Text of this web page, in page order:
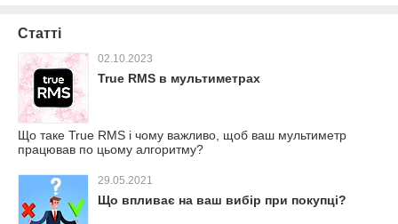
Статті
02.10.2023
True RMS в мультиметрах
Що таке True RMS і чому важливо, щоб ваш мультиметр
працював по цьому алгоритму?
29.05.2021
Що впливає на ваш вибір при покупці?